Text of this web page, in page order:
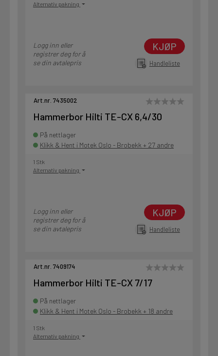
Alternativ pakning
Logg inn eller
registrer deg for å
se din avtalepris
KJØP
Handleliste
Art.nr. 7435002
Hammerbor Hilti TE-CX 6,4/30
På nettlager
Klikk & Hent i Motek Oslo - Brobekk + 27 andre
1 Stk
Alternativ pakning
Logg inn eller
registrer deg for å
se din avtalepris
KJØP
Handleliste
Art.nr. 7409174
Hammerbor Hilti TE-CX 7/17
På nettlager
Klikk & Hent i Motek Oslo - Brobekk + 18 andre
1 Stk
Alternativ pakning